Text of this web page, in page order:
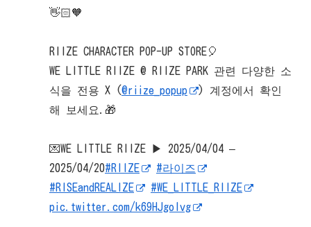
👋🏻🧡
RIIZE CHARACTER POP-UP STORE🎈
WE LITTLE RIIZE @ RIIZE PARK 관련 다양한 소
식을 전용 X (@riize_popup
) 계정에서 확인
해 보세요.🎁
💌WE LITTLE RIIZE ▶ 2025/04/04 –
2025/04/20#RIIZE
#라이즈
#RISEandREALIZE
#WE_LITTLE_RIIZE
pic.twitter.com/k69HJgolvg